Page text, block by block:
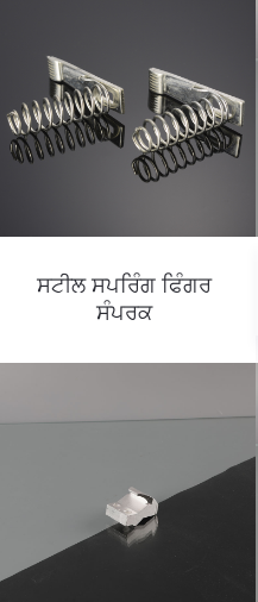
ਸਟੀਲ ਸਪਰਿੰਗ ਫਿੰਗਰ
ਸੰਪਰਕ